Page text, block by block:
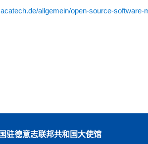
allgemein/open-source-software-
驻德意志联邦共和国大使馆